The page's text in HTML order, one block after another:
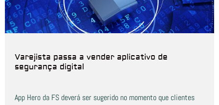
Varejista passa a vender aplicativo de
segurança digital
App Hero da FS deverá ser sugerido no momento que clientes